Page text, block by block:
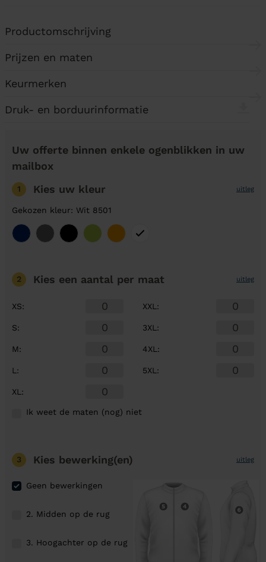
Productomschrijving
Prijzen en maten
Keurmerken
Druk- en borduurinformatie
Uw offerte binnen enkele ogenblikken in uw
mailbox
1 Kies uw kleur uitleg
Gekozen kleur: Wit 8501
2 Kies een aantal per maat uitleg
XS:
S:
M:
L :
XL :
XXL :
3XL :
4XL :
5XL :
Ik weet de maten (nog) niet
3 Kies bewerking(en) uitleg
Geen bewerkingen
2. Midden op de rug
3. Hoogachter op de rug